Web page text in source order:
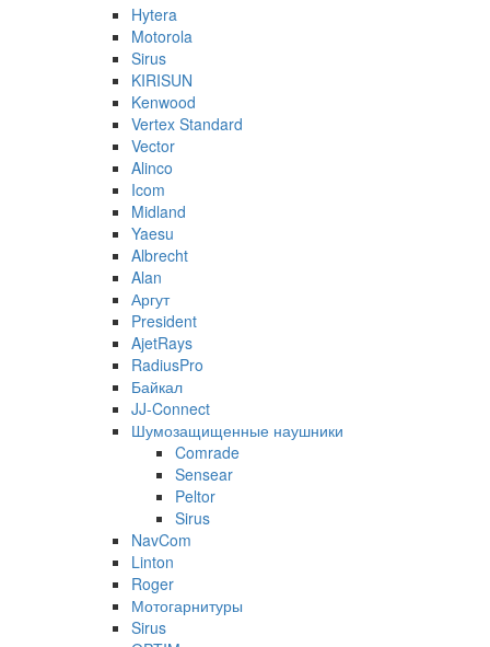
Hytera
Motorola
Sirus
KIRISUN
Kenwood
Vertex Standard
Vector
Alinco
Icom
Midland
Yaesu
Albrecht
Alan
Аргут
President
AjetRays
RadiusPro
Байкал
JJ-Connect
Шумозащищенные наушники
Comrade
Sensear
Peltor
Sirus
NavCom
Linton
Roger
Мотогарнитуры
Sirus